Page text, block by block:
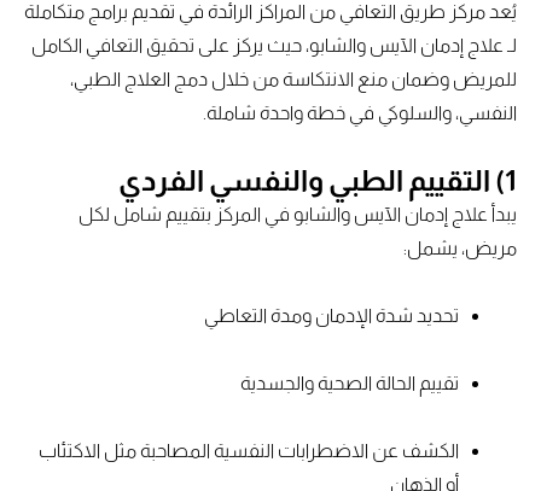
يُعد مركز طريق التعافي من المراكز الرائدة في تقديم برامج متكاملة
لـ علاج إدمان الآيس والشابو، حيث يركز على تحقيق التعافي الكامل
للمريض وضمان منع الانتكاسة من خلال دمج العلاج الطبي،
النفسي، والسلوكي في خطة واحدة شاملة.
يبدأ علاج إدمان الآيس والشابو في المركز بتقييم شامل لكل
مريض، يشمل:
تحديد شدة الإدمان ومدة التعاطي
تقييم الحالة الصحية والجسدية
الكشف عن الاضطرابات النفسية المصاحبة مثل الاكتئاب
أو الذهان